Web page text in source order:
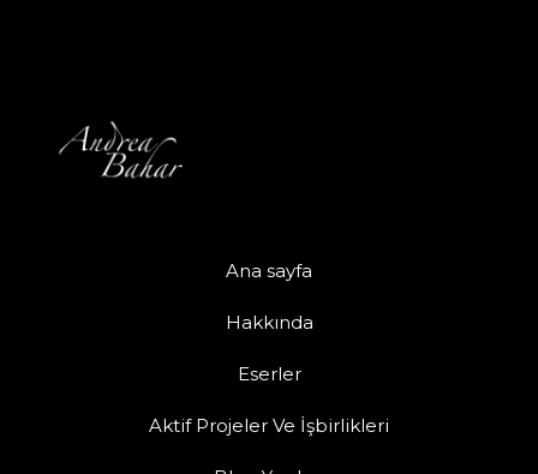
Ana sayfa
Hakkında
Eserler
Aktif Projeler Ve İşbirlikleri